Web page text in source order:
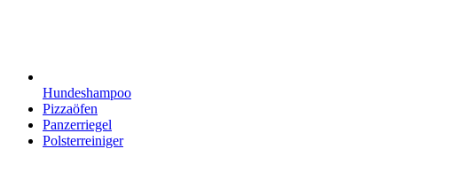
Hundeshampoo
Pizzaöfen
Panzerriegel
Polsterreiniger